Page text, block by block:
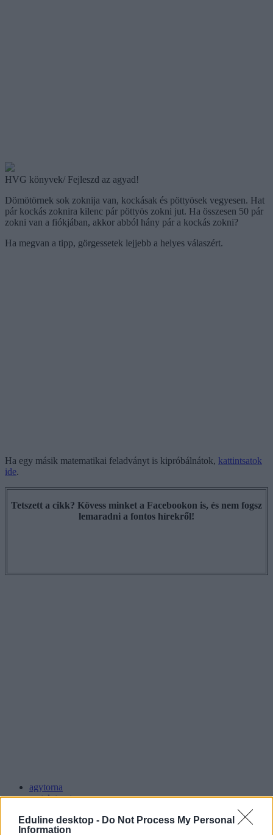
Eduline desktop - Do Not Process My Personal
Information
HVG könyvek/ Fejleszd az agyad!
Dömötörnek sok zoknija van, kockásak és pöttyösek vegyesen. Hat
pár kockás zoknira kilenc pár pöttyös zokni jut. Ha összesen 50 pár
zokni van a fiókjában, akkor abból hány pár a kockás zokni?
Ha megvan a tipp, görgessetek lejjebb a helyes válaszért.
Ha egy másik matematikai feladványt is kipróbálnátok, kattintsatok
ide.
Tetszett a cikk? Kövess minket a Facebookon is, és nem fogsz
lemaradni a fontos hírekről!
agytorna
matek teszt
fejtörő
színes